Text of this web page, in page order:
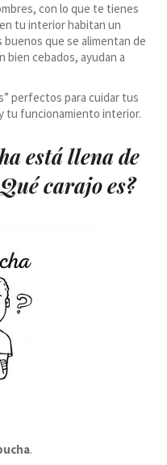
con lo que te tienes
tu interior habitan un
que se alimentan de
bien cebados, ayudan a
perfectos para cuidar tus
tu funcionamiento interior.
está llena de
carajo es?
.